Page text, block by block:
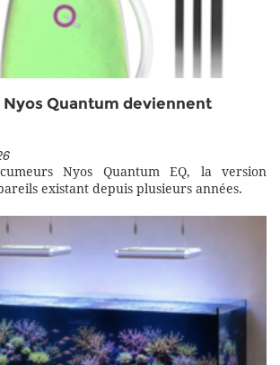
Nyos Quantum deviennent
Nyos Quantum EQ, la version
existant depuis plusieurs années.